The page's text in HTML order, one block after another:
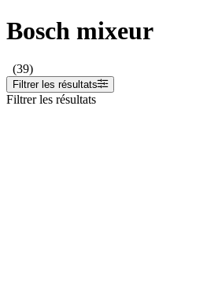
Bosch mixeur
(39)
Filtrer les résultats
Filtrer les résultats